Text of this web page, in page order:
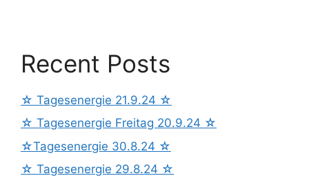
Recent Posts
☆ Tagesenergie 21.9.24 ☆
☆ Tagesenergie Freitag 20.9.24 ☆
☆Tagesenergie 30.8.24 ☆
☆ Tagesenergie 29.8.24 ☆